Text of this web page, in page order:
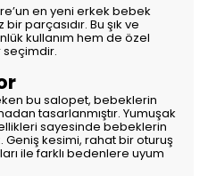
en yeni erkek bebek
parçasıdır. Bu şık ve
kullanım hem de özel
seçimdir.
bu salopet, bebeklerin
tasarlanmıştır. Yumuşak
sayesinde bebeklerin
kesimi, rahat bir oturuş
ile farklı bedenlere uyum